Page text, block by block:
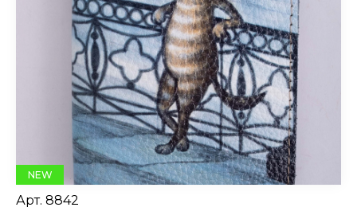
NEW
Арт. 8842